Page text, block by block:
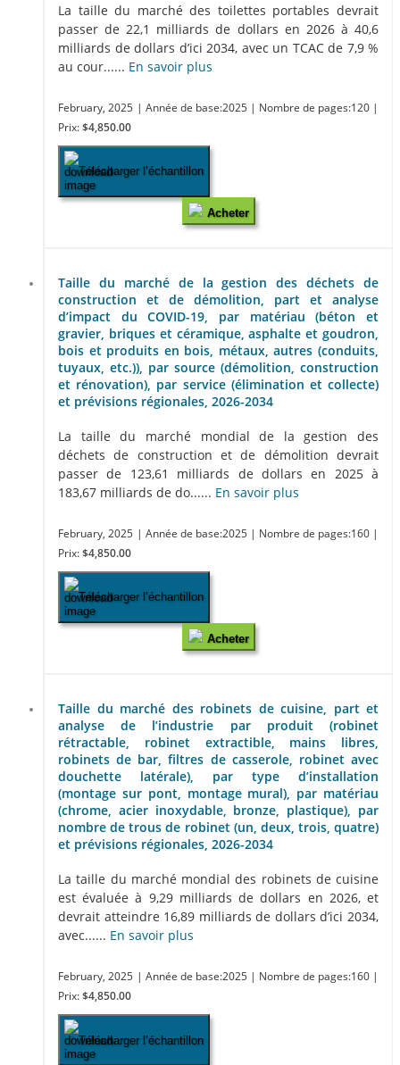
La taille du marché des toilettes portables devrait
passer de 22,1 milliards de dollars en 2026 à 40,6
milliards de dollars d’ici 2034, avec un TCAC de 7,9 %
au cour...... En savoir plus
February, 2025 | Année de base:2025 | Nombre de pages:120 |
Prix: $4,850.00
Télécharger l’échantillon
Acheter
Taille du marché de la gestion des déchets de
construction et de démolition, part et analyse
d’impact du COVID-19, par matériau (béton et
gravier, briques et céramique, asphalte et goudron,
bois et produits en bois, métaux, autres (conduits,
tuyaux, etc.)), par source (démolition, construction
et rénovation), par service (élimination et collecte)
et prévisions régionales, 2026-2034
La taille du marché mondial de la gestion des
déchets de construction et de démolition devrait
passer de 123,61 milliards de dollars en 2025 à
183,67 milliards de do...... En savoir plus
February, 2025 | Année de base:2025 | Nombre de pages:160 |
Prix: $4,850.00
Télécharger l’échantillon
Acheter
Taille du marché des robinets de cuisine, part et
analyse de l’industrie par produit (robinet
rétractable, robinet extractible, mains libres,
robinets de bar, filtres de casserole, robinet avec
douchette latérale), par type d’installation
(montage sur pont, montage mural), par matériau
(chrome, acier inoxydable, bronze, plastique), par
nombre de trous de robinet (un, deux, trois, quatre)
et prévisions régionales, 2026-2034
La taille du marché mondial des robinets de cuisine
est évaluée à 9,29 milliards de dollars en 2026, et
devrait atteindre 16,89 milliards de dollars d’ici 2034,
avec...... En savoir plus
February, 2025 | Année de base:2025 | Nombre de pages:160 |
Prix: $4,850.00
Télécharger l’échantillon